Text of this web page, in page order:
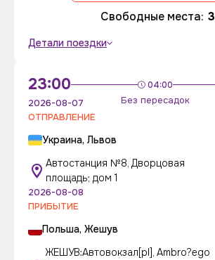
Свободные места: 3
Детали поездки
23:00 04:00
Без пересадок
2026-08-07
ОТПРАВЛЕНИЕ
Украина, Львов
Автостанция №8, Дворцовая
площадь; дом 1
2026-08-08
ПРИБЫТИЕ
Польша, Жешув
ЖЕШУВ:Автовокзал[pl], Ambro?ego